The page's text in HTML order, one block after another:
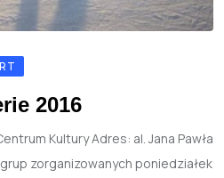
2016
Kultury Adres: al. Jana Pawła
zorganizowanych poniedziałek